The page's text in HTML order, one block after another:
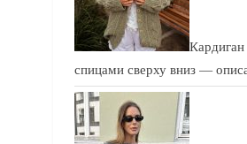
спицами сверху вниз —